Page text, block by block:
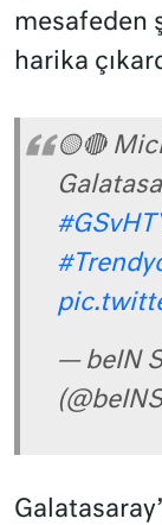
mesafeden
harika
🟡🔴
— beIN